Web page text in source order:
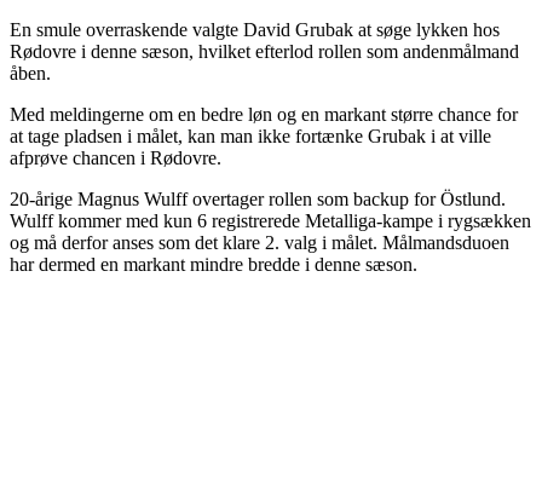
En smule overraskende valgte David Grubak at søge lykken hos
Rødovre i denne sæson, hvilket efterlod rollen som andenmålmand
åben.
Med meldingerne om en bedre løn og en markant større chance for
at tage pladsen i målet, kan man ikke fortænke Grubak i at ville
afprøve chancen i Rødovre.
20-årige Magnus Wulff overtager rollen som backup for Östlund.
Wulff kommer med kun 6 registrerede Metalliga-kampe i rygsækken
og må derfor anses som det klare 2. valg i målet. Målmandsduoen
har dermed en markant mindre bredde i denne sæson.